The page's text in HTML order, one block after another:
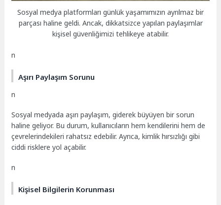
Sosyal medya platformları günlük yaşamımızın ayrılmaz bir
parçası haline geldi. Ancak, dikkatsizce yapılan paylaşımlar
kişisel güvenliğimizi tehlikeye atabilir.
n
Aşırı Paylaşım Sorunu
n
Sosyal medyada aşırı paylaşım, giderek büyüyen bir sorun
haline geliyor. Bu durum, kullanıcıların hem kendilerini hem de
çevrelerindekileri rahatsız edebilir. Ayrıca, kimlik hırsızlığı gibi
ciddi risklere yol açabilir.
n
Kişisel Bilgilerin Korunması